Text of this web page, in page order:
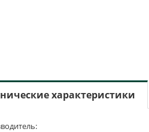
характеристики